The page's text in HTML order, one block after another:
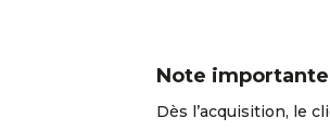
Note importante
Dès l’acquisition, le